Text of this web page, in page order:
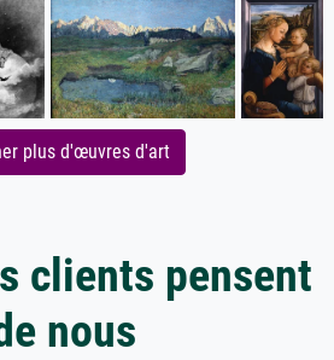
plus d'œuvres d'art
clients pensent
nous